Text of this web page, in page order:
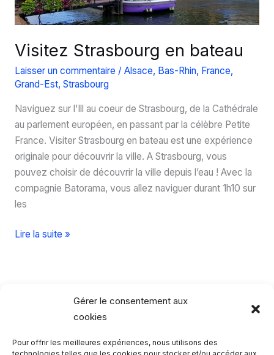
Gérer le consentement aux
cookies
Pour offrir les meilleures expériences, nous utilisons des
dans
l’Histoire
locale
Visitez Strasbourg en bateau
Laisser un commentaire / Alsace, Bas-Rhin, France,
Grand-Est, Strasbourg
Naviguez sur l’Ill au coeur de Strasbourg, de la Cathédrale
au parlement européen, en passant par la célèbre Petite
France. Visiter Strasbourg en bateau est une expérience
originale pour découvrir la ville. A Strasbourg, vous
pouvez choisir de découvrir la ville depuis l’eau ! Avec la
compagnie Batorama, vous allez naviguer durant 1h10 sur
les
Visitez
Lire la suite »
Rechercher…